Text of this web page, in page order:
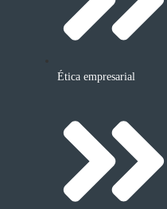
Ética empresarial